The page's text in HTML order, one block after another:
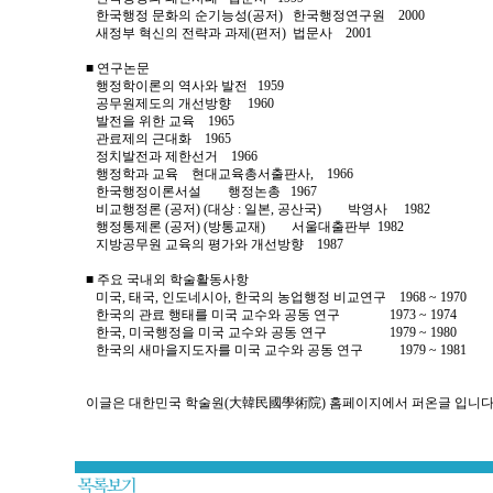
한국행정 문화의 순기능성(공저) 한국행정연구원 2000
새정부 혁신의 전략과 과제(편저) 법문사 2001
■ 연구논문
행정학이론의 역사와 발전 1959
공무원제도의 개선방향 1960
발전을 위한 교육 1965
관료제의 근대화 1965
정치발전과 제한선거 1966
행정학과 교육 현대교육총서출판사, 1966
한국행정이론서설 행정논총 1967
비교행정론 (공저) (대상 : 일본, 공산국) 박영사 1982
행정통제론 (공저) (방통교재) 서울대출판부 1982
지방공무원 교육의 평가와 개선방향 1987
■ 주요 국내외 학술활동사항
미국, 태국, 인도네시아, 한국의 농업행정 비교연구 1968 ~ 1970
한국의 관료 행태를 미국 교수와 공동 연구 1973 ~ 1974
한국, 미국행정을 미국 교수와 공동 연구 1979 ~ 1980
한국의 새마을지도자를 미국 교수와 공동 연구 1979 ~ 1981
이글은 대한민국 학술원(大韓民國學術院) 홈페이지에서 퍼온글 입니